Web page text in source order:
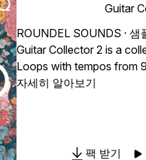
Guitar
ROUNDEL SOUNDS · 샘
Guitar Collector 2 is a
Loops with tempos from
multiple Keys. This
and effects like Reverb,
자세히 알아보기
팩 받기